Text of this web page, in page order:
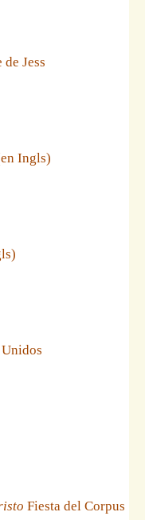
Jess
Ingls)
Fiesta del Corpus